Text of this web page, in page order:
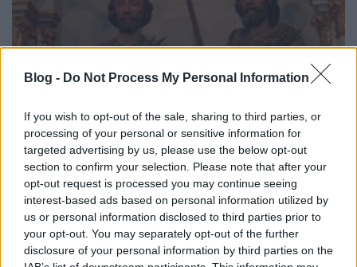
Blog - Do Not Process My Personal Information
If you wish to opt-out of the sale, sharing to third parties, or
processing of your personal or sensitive information for
targeted advertising by us, please use the below opt-out
section to confirm your selection. Please note that after your
opt-out request is processed you may continue seeing
interest-based ads based on personal information utilized by
us or personal information disclosed to third parties prior to
your opt-out. You may separately opt-out of the further
disclosure of your personal information by third parties on the